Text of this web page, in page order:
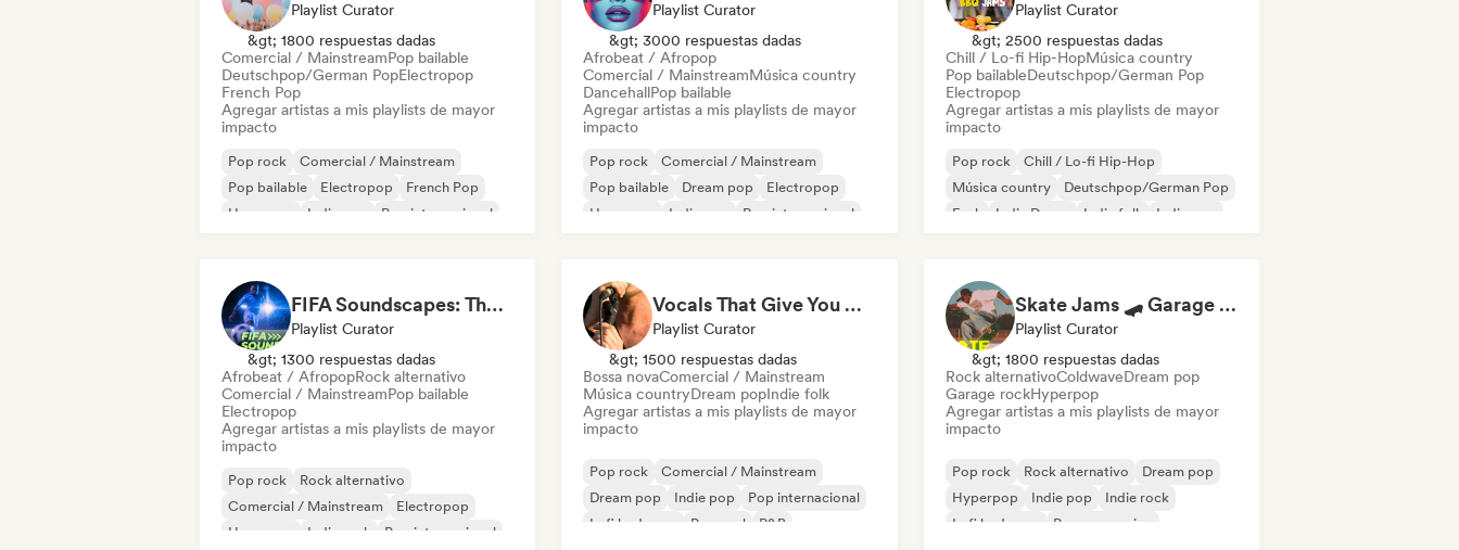
Playlist Curator
&gt; 1800 respuestas dadas
Comercial / MainstreamPop bailable
Deutschpop/German PopElectropop
French Pop
Agregar artistas a mis playlists de mayor
impacto
Pop rock
Comercial / Mainstream
Pop bailable
Electropop
French Pop
Hyperpop
Indie pop Pop internacional
Playlist Curator
&gt; 3000 respuestas dadas
Afrobeat / Afropop
Comercial / MainstreamMúsica country
DancehallPop bailable
Agregar artistas a mis playlists de mayor
impacto
Pop rock
Comercial / Mainstream
Pop bailable
Dream pop
Electropop
Hyperpop
Indie pop Pop internacional
Playlist Curator
&gt; 2500 respuestas dadas
Chill / Lo-fi Hip-HopMúsica country
Pop bailableDeutschpop/German Pop
Electropop
Agregar artistas a mis playlists de mayor
impacto
Pop rock
Chill / Lo-fi Hip-Hop
Música country
Deutschpop/German Pop
Funk
Indie Dance Indie folk Indie pop
FIFA Soundscapes: The Ultimate Soundtrack ⚽️ Festival Indie, Electropop & Dance Anthems
Playlist Curator
&gt; 1300 respuestas dadas
Afrobeat / AfropopRock alternativo
Comercial / MainstreamPop bailable
Electropop
Agregar artistas a mis playlists de mayor
impacto
Pop rock
Rock alternativo
Comercial / Mainstream
Electropop
Hyperpop
Indie rock
Pop internacional
Vocals That Give You Chills
Playlist Curator
&gt; 1500 respuestas dadas
Bossa novaComercial / Mainstream
Música countryDream popIndie folk
Agregar artistas a mis playlists de mayor
impacto
Pop rock
Comercial / Mainstream
Dream pop
Indie pop
Pop internacional
Lofi bedroom
Pop soul R&B
Skate Jams 🛹 Garage Rock, Surf Rock & Neo-Psych
Playlist Curator
&gt; 1800 respuestas dadas
Rock alternativoColdwaveDream pop
Garage rockHyperpop
Agregar artistas a mis playlists de mayor
impacto
Pop rock Rock alternativo
Dream pop
Hyperpop
Indie pop
Indie rock
Lofi bedroom
Pop progresivo